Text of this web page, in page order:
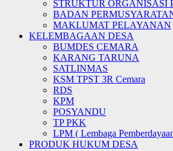
STRUKTUR ORGANISASI
BADAN
MAKLUMAT PELAYANAN
KELEMBAGAAN DESA
BUMDES CEMARA
KARANG TARUNA
SATLINMAS
KSM TPST 3R Cemara
RDS
KPM
POSYANDU
TP PKK
LPM ( Lembaga
PRODUK HUKUM DESA